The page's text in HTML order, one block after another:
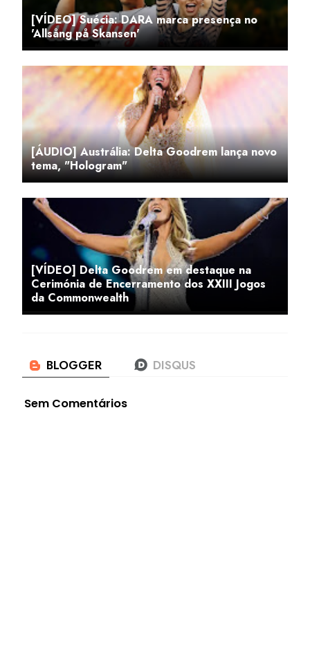
[VÍDEO] Suécia: DARA marca presença no
'Allsång på Skansen'
[ÁUDIO] Austrália: Delta Goodrem lança novo
tema, "Hologram"
[VÍDEO] Delta Goodrem em destaque na
Cerimónia de Encerramento dos XXIII Jogos
da Commonwealth
Sem Comentários